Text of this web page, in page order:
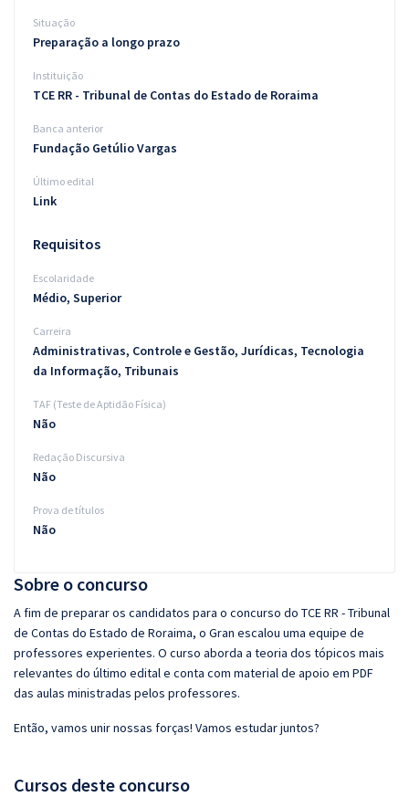
Conteúdo gratuito
Blog
Sobre o concurso
A fim de preparar os candidatos para o concurso do TCE RR - Tribunal
de Contas do Estado de Roraima, o Gran escalou uma equipe de
professores experientes. O curso aborda a teoria dos tópicos mais
relevantes do último edital e conta com material de apoio em PDF
das aulas ministradas pelos professores.
Então, vamos unir nossas forças! Vamos estudar juntos?
Cursos deste concurso
Situação
Preparação a longo prazo
Instituição
TCE RR - Tribunal de Contas do Estado de Roraima
Banca anterior
Fundação Getúlio Vargas
Último edital
Link
Requisitos
Escolaridade
Médio, Superior
Carreira
Administrativas, Controle e Gestão, Jurídicas, Tecnologia
da Informação, Tribunais
TAF (Teste de Aptidão Física)
Não
Redação Discursiva
Não
Prova de títulos
Não